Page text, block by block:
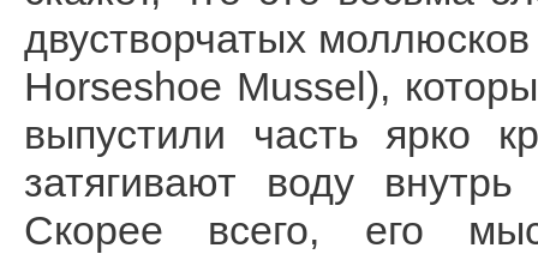
двустворчатых
Horseshoe Mussel),
выпустили часть ярко
затягивают воду
Скорее всего, его